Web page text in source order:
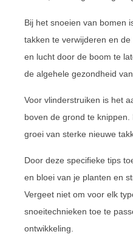
Bij het snoeien van bomen
takken te verwijderen en
en lucht door de boom te
de algehele gezondheid
Voor vlinderstruiken is het
boven de grond te
groei van sterke nieuwe
Door deze specifieke tips
en bloei van je planten en
Vergeet niet om voor elk
snoeitechnieken toe te
ontwikkeling.